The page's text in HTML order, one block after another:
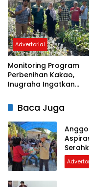
Advertorial
Monitoring Program
Perbenihan Kakao,
Inugraha Ingatkan
Kontrak
Baca Juga